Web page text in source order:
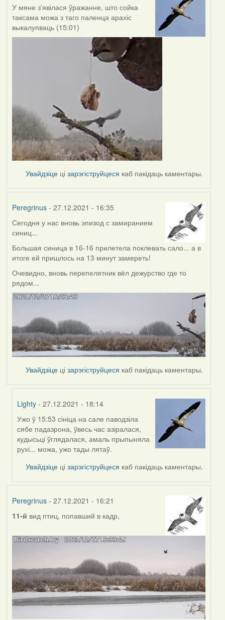
У мяне з'явілася ўражанне, што сойка
таксама можа з таго паленца арахіс
выкалупваць (15:01)
Увайдзіце цізарэгіструйцеся каб пакідаць каментары.
Peregrinus- 27.12.2021 - 16:35
Сегодня у нас вновь эпизод с замиранием
синиц...
Большая синица в 16-16 прилетела поклевать сало... а в
итоге ей пришлось на 13 минут замереть!
Очевидно, вновь перепелятник вёл дежурство где то
рядом...
Увайдзіце цізарэгіструйцеся каб пакідаць каментары.
Lighty - 27.12.2021 - 18:14
In
reply
to
by
Peregrinus
Ужо ў 15:53 сініца на сале паводзіла
сябе падазрона, ўвесь час азіралася,
кудысьці ўглядалася, амаль прыпыняла
рухі... можа, ужо тады лятаў.
Увайдзіце цізарэгіструйцеся каб пакідаць каментары.
Peregrinus- 27.12.2021 - 16:21
11-й вид птиц, попавший в кадр,